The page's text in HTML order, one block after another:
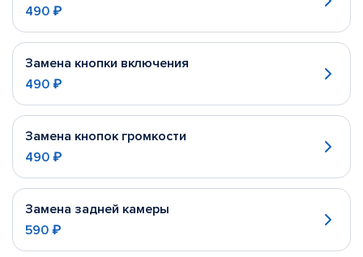
490 ₽
Замена кнопки включения
490 ₽
Замена кнопок громкости
490 ₽
Замена задней камеры
590 ₽